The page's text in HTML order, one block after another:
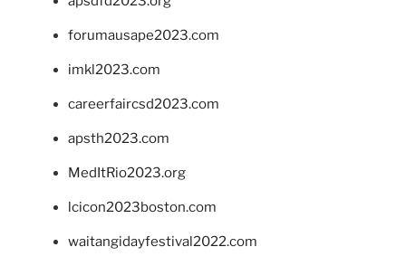
forumausape2023.com
imkl2023.com
careerfaircsd2023.com
apsth2023.com
MedItRio2023.org
lcicon2023boston.com
waitangidayfestival2022.com